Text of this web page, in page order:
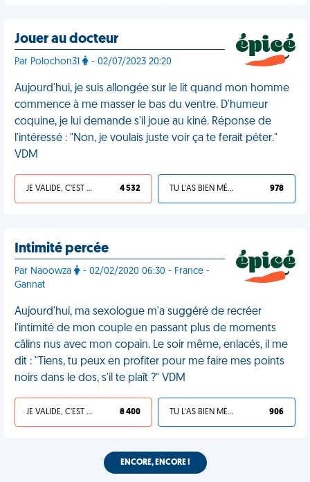
Jouer au docteur
Par Polochon31 - 02/07/2023 20:20
Aujourd'hui, je suis allongée sur le lit quand mon homme
commence à me masser le bas du ventre. D'humeur
coquine, je lui demande s'il joue au kiné. Réponse de
l'intéressé : "Non, je voulais juste voir ça te ferait péter."
VDM
JE VALIDE, C'EST UNE VDM 4 532 TU L'AS BIEN MÉRITÉ 978
Intimité percée
Par Naoowza
- 02/02/2020 06:30 - France -
Gannat
Aujourd'hui, ma sexologue m'a suggéré de recréer
l'intimité de mon couple en passant plus de moments
câlins nus avec mon copain. Le soir même, enlacés, il me
dit : "Tiens, tu peux en profiter pour me faire mes points
noirs dans le dos, s'il te plaît ?" VDM
JE VALIDE, C'EST UNE VDM 8 400 TU L'AS BIEN MÉRITÉ 906
ENCORE, ENCORE !